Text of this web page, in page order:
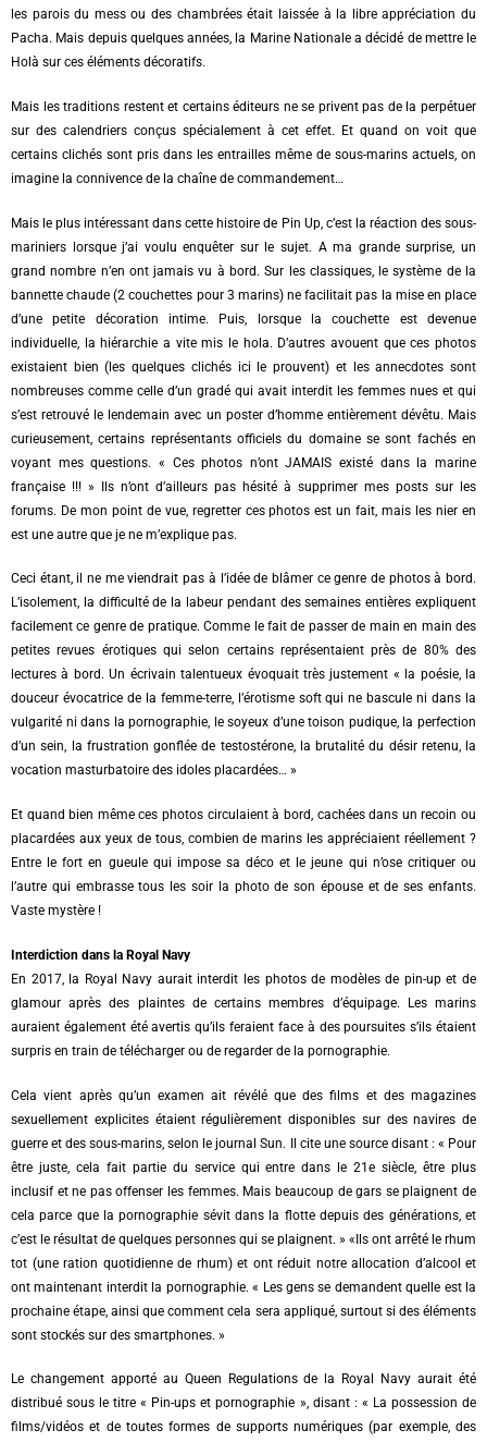
les parois du mess ou des chambrées était laissée à la libre appréciation du
Pacha. Mais depuis quelques années, la Marine Nationale a décidé de mettre le
Holà sur ces éléments décoratifs.
Mais les traditions restent et certains éditeurs ne se privent pas de la perpétuer
sur des calendriers conçus spécialement à cet effet. Et quand on voit que
certains clichés sont pris dans les entrailles même de sous-marins actuels, on
imagine la connivence de la chaîne de commandement…
Mais le plus intéressant dans cette histoire de Pin Up, c’est la réaction des sous-
mariniers lorsque j’ai voulu enquêter sur le sujet. A ma grande surprise, un
grand nombre n’en ont jamais vu à bord. Sur les classiques, le système de la
bannette chaude (2 couchettes pour 3 marins) ne facilitait pas la mise en place
d’une petite décoration intime. Puis, lorsque la couchette est devenue
individuelle, la hiérarchie a vite mis le hola. D’autres avouent que ces photos
existaient bien (les quelques clichés ici le prouvent) et les annecdotes sont
nombreuses comme celle d’un gradé qui avait interdit les femmes nues et qui
s’est retrouvé le lendemain avec un poster d’homme entièrement dévêtu. Mais
curieusement, certains représentants officiels du domaine se sont fachés en
voyant mes questions. « Ces photos n’ont JAMAIS existé dans la marine
française !!! » Ils n’ont d’ailleurs pas hésité à supprimer mes posts sur les
forums. De mon point de vue, regretter ces photos est un fait, mais les nier en
est une autre que je ne m’explique pas.
Ceci étant, il ne me viendrait pas à l’idée de blâmer ce genre de photos à bord.
L’isolement, la difficulté de la labeur pendant des semaines entières expliquent
facilement ce genre de pratique. Comme le fait de passer de main en main des
petites revues érotiques qui selon certains représentaient près de 80% des
lectures à bord. Un écrivain talentueux évoquait très justement « la poésie, la
douceur évocatrice de la femme-terre, l’érotisme soft qui ne bascule ni dans la
vulgarité ni dans la pornographie, le soyeux d’une toison pudique, la perfection
d’un sein, la frustration gonflée de testostérone, la brutalité du désir retenu, la
vocation masturbatoire des idoles placardées… »
Et quand bien même ces photos circulaient à bord, cachées dans un recoin ou
placardées aux yeux de tous, combien de marins les appréciaient réellement ?
Entre le fort en gueule qui impose sa déco et le jeune qui n’ose critiquer ou
l’autre qui embrasse tous les soir la photo de son épouse et de ses enfants.
Vaste mystère !
Interdiction dans la Royal Navy
En 2017, la Royal Navy aurait interdit les photos de modèles de pin-up et de
glamour après des plaintes de certains membres d’équipage. Les marins
auraient également été avertis qu’ils feraient face à des poursuites s’ils étaient
surpris en train de télécharger ou de regarder de la pornographie.
Cela vient après qu’un examen ait révélé que des films et des magazines
sexuellement explicites étaient régulièrement disponibles sur des navires de
guerre et des sous-marins, selon le journal Sun. Il cite une source disant : « Pour
être juste, cela fait partie du service qui entre dans le 21e siècle, être plus
inclusif et ne pas offenser les femmes. Mais beaucoup de gars se plaignent de
cela parce que la pornographie sévit dans la flotte depuis des générations, et
c’est le résultat de quelques personnes qui se plaignent. » «Ils ont arrêté le rhum
tot (une ration quotidienne de rhum) et ont réduit notre allocation d’alcool et
ont maintenant interdit la pornographie.« Les gens se demandent quelle est la
prochaine étape, ainsi que comment cela sera appliqué, surtout si des éléments
sont stockés sur des smartphones. »
Le changement apporté au Queen Regulations de la Royal Navy aurait été
distribué sous le titre « Pin-ups et pornographie », disant : « La possession de
films/vidéos et de toutes formes de supports numériques (par exemple, des